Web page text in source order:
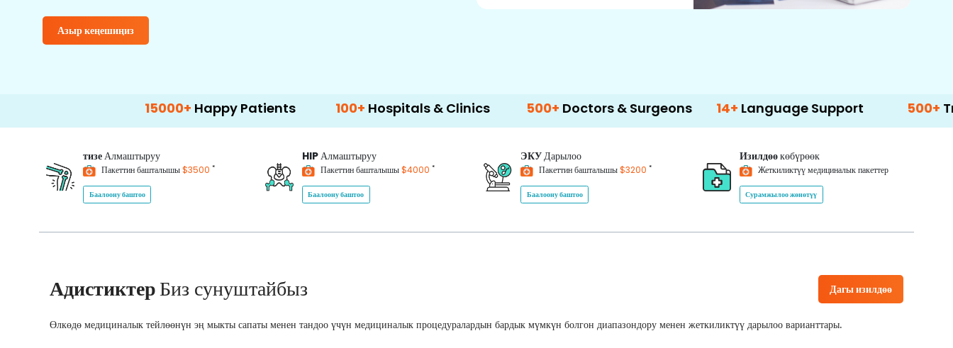
Азыр кеңешиңиз
Happy Patients 100+ Hospitals & Clinics 500+ Doctors & Surgeons 14+Language Support 500+
тизеАлмаштыруу
Пакеттин башталышы$3500 *
Баалоону баштоо
HIPАлмаштыруу
Пакеттин башталышы$4000 *
Баалоону баштоо
ЭКУДарылоо
Пакеттин башталышы$3200 *
Баалоону баштоо
Изилдөөкөбүрөөк
Жеткиликтүү медициналык пакеттер
Сурамжылоо жөнөтүү
АдистиктерБиз сунуштайбыз Дагы изилдөө
Өлкөдө медициналык тейлөөнүн эң мыкты сапаты менен тандоо үчүн медициналык процедуралардын бардык мүмкүн болгон диапазондору менен жеткиликтүү дарылоо варианттары.